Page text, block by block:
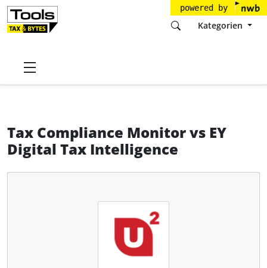
powered by
Kategorien
Startseite
Tax Compliance Monitorvs EY
Digital Tax Intelligence